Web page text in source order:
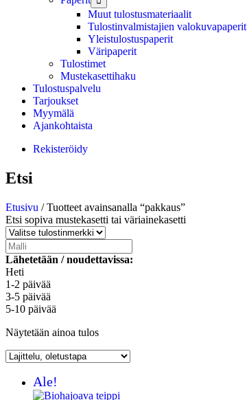
Muut tulostusmateriaalit
Tulostinvalmistajien valokuvapaperit
Yleistulostuspaperit
Väripaperit
Tulostimet
Mustekasettihaku
Tulostuspalvelu
Tarjoukset
Myymälä
Ajankohtaista
Rekisteröidy
Etsi
Etusivu / Tuotteet avainsanalla “pakkaus”
Etsi sopiva mustekasetti tai väriainekasetti
Lähetetään / noudettavissa:
Heti
1-2 päivää
3-5 päivää
5-10 päivää
Näytetään ainoa tulos
Ale!